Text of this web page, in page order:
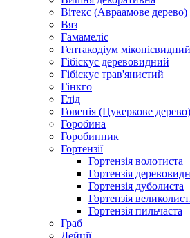
Вітекс (Авраамове дерево)
Вяз
Гамамеліс
Гептакодіум міконієвидний
Гібіскус деревовидний
Гібіскус трав'янистий
Гінкго
Глід
Говенія (Цукеркове дерево)
Горобина
Горобинник
Гортензії
Гортензія волотиста
Гортензія
Гортензія дуболиста
Гортензія
Гортензія пильчаста
Граб
Дейції